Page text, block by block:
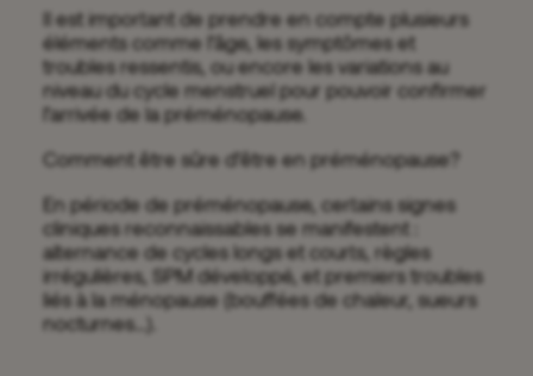
Il est important de prendre en compte plusieurs
éléments comme l’âge, les symptômes et
troubles ressentis, ou encore les variations au
niveau du cycle menstruel pour pouvoir confirmer
l’arrivée de la préménopause.
Comment être sûre d’être en préménopause?
En période de préménopause, certains signes
cliniques reconnaissables se manifestent :
alternance de cycles longs et courts, règles
irrégulières, SPM développé, et premiers troubles
liés à la ménopause (bouffées de chaleur, sueurs
nocturnes…).